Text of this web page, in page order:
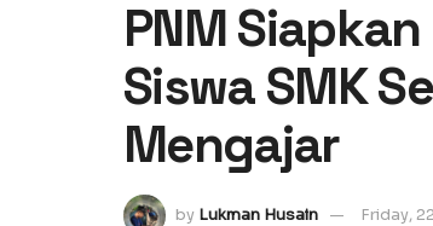
PNM
Siswa SMK
Mengajar
by Lukman Husain Friday,